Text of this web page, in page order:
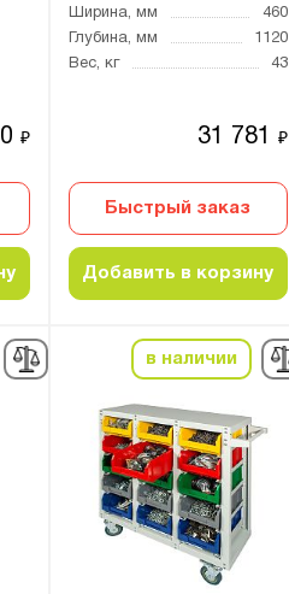
₽
Ширина, мм
460
Глубина, мм
1120
Вес, кг
43
31 781₽
Быстрый заказ
Добавить в корзину
в наличии